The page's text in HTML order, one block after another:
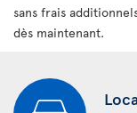
sans frais
dès maintenant.